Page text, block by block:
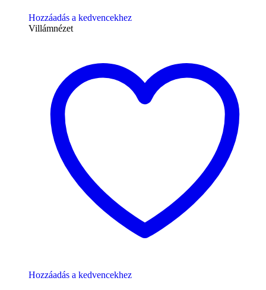
Hozzáadás a kedvencekhez
Villámnézet
Hozzáadás a kedvencekhez